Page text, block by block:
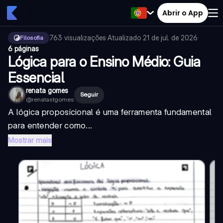
Abrir o App
Filosofia 763 visualizações·Atualizado 21 de jul. de 2026·
6 páginas
Lógica para o Ensino Médio: Guia
Essencial
renata gomes
@renatastgomes
Seguir
A lógica proposicional é uma ferramenta fundamental
para entender como...
Mostrar mais